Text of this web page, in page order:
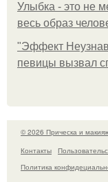
Улыбка - это не
весь образ
"Эффект
певицы вызвал
© 2026 Прическа и
Контакты
Политика